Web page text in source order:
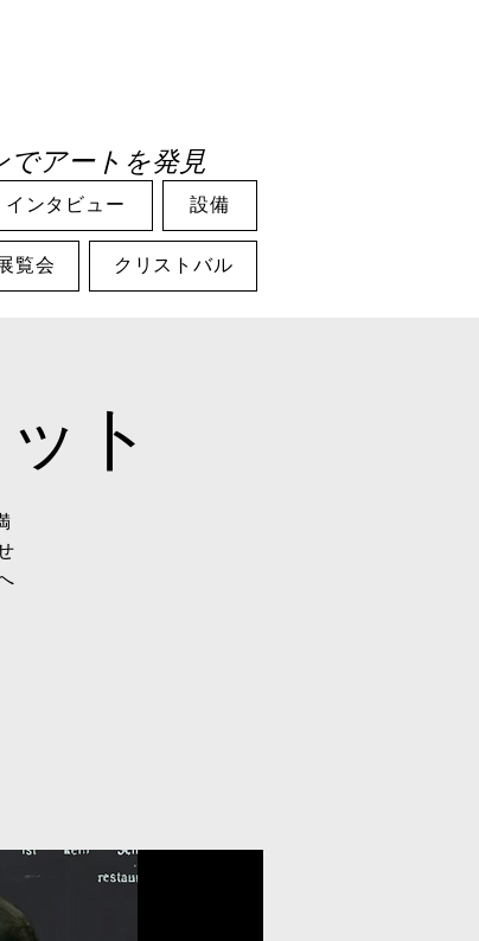
でアートを発見
インタビュー 設備
覧会 クリストバル
ト